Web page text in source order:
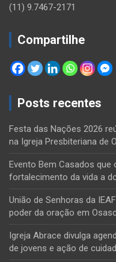
(11) 9.7467-2171
Compartilhe
Posts recentes
Festa das Nações 2026
na Igreja Presbiteriana de
Evento Bem Casados que
fortalecimento da vida a
União de Senhoras da
poder da oração em
Igreja Abrace divulga
de jovens e ação de